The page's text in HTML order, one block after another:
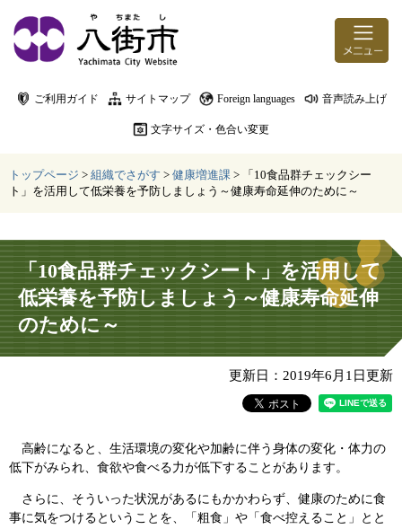
ご利用ガイド サイトマップ Foreign languages 音声読み上げ
文字サイズ・色合い変更
トップページ > 組織でさがす > 健康増進課 >
「10食品群チェックシー
ト」を活用して低栄養を予防しましょう～健康寿命延伸のために～
本文
「10食品群チェックシート」を活用して
低栄養を予防しましょう～健康寿命延伸
のために～
更新日：2019年6月1日更新
高齢になると、生活環境の変化や加齢に伴う身体の変化・体力の
低下がみられ、食欲や食べる力が低下することがあります。
さらに、そういった状況があるにもかかわらず、健康のために食
事に気をつけるということを、「粗食」や「食べ控えること」とと